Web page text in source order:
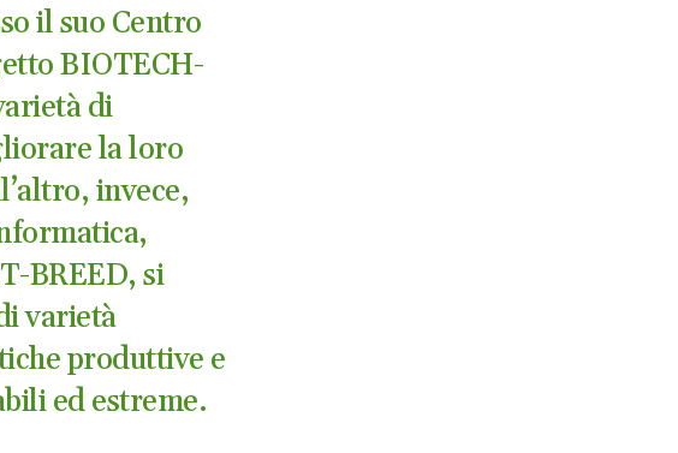
il suo Centro
BIOTECH-
di
la loro
invece,
BREED, si
varietà
produttive e
ed estreme.